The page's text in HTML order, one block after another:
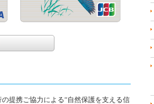
提携ご協力による“自然保護を支える信